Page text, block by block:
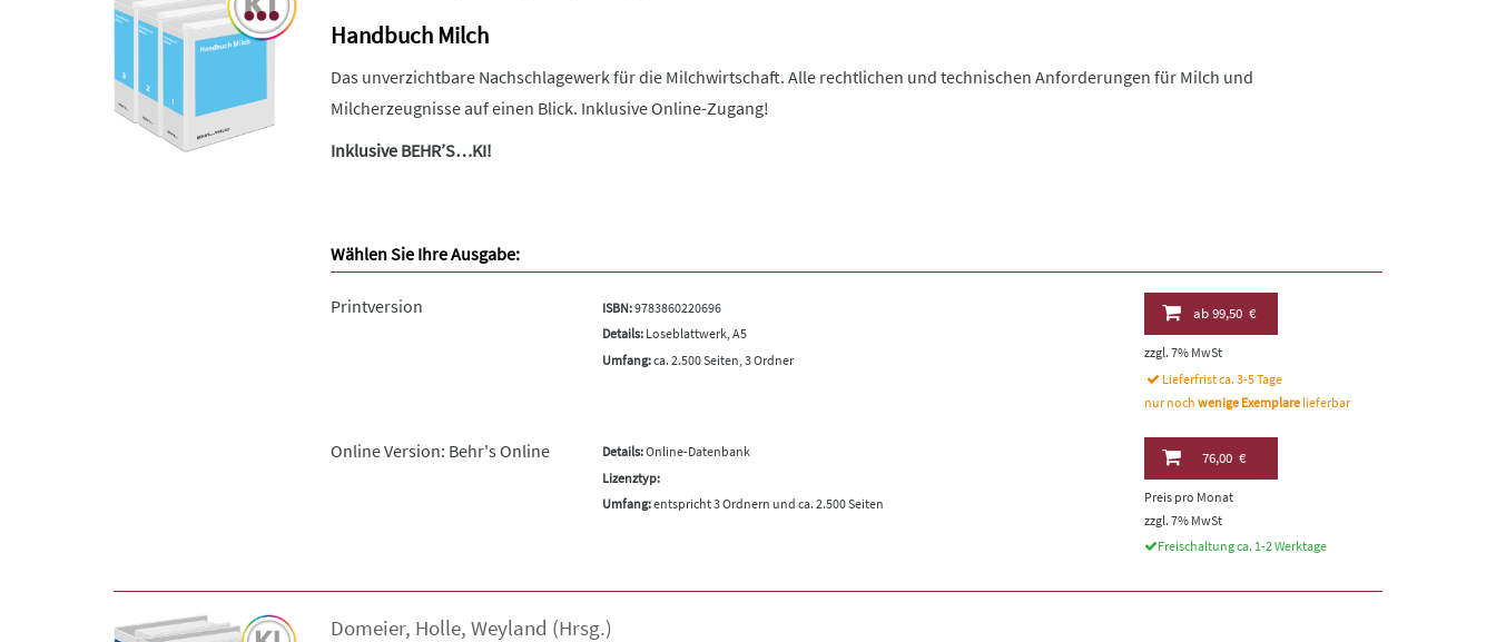
Handbuch Milch
Das unverzichtbare Nachschlagewerk für die Milchwirtschaft. Alle rechtlichen und technischen Anforderungen für Milch und
Milcherzeugnisse auf einen Blick. Inklusive Online-Zugang!
Inklusive BEHR’S…KI!
Wählen Sie Ihre Ausgabe:
Printversion ISBN:9783860220696
Details:Loseblattwerk, A5
Umfang:ca. 2.500 Seiten, 3 Ordner
ab99,50 €
zzgl. 7% MwSt
Lieferfrist ca. 3-5 Tage
nur nochwenige Exemplare lieferbar
Online Version: Behr's Online Details:Online-Datenbank
Lizenztyp:
Umfang:entspricht 3 Ordnern und ca. 2.500 Seiten
76,00 €
Preis pro Monat
zzgl. 7% MwSt
Freischaltung ca. 1-2 Werktage
Domeier, Holle, Weyland (Hrsg.)